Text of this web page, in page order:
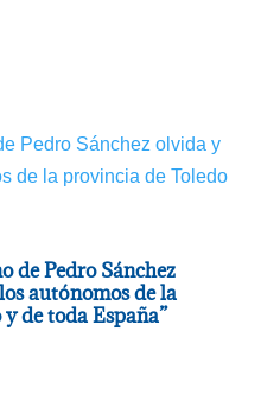
de Pedro Sánchez
autónomos de la
de toda España”